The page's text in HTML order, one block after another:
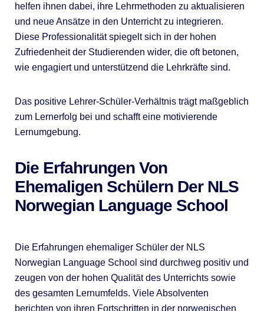
helfen ihnen dabei, ihre Lehrmethoden zu aktualisieren
und neue Ansätze in den Unterricht zu integrieren.
Diese Professionalität spiegelt sich in der hohen
Zufriedenheit der Studierenden wider, die oft betonen,
wie engagiert und unterstützend die Lehrkräfte sind.
Das positive Lehrer-Schüler-Verhältnis trägt maßgeblich
zum Lernerfolg bei und schafft eine motivierende
Lernumgebung.
Die Erfahrungen Von
Ehemaligen Schülern Der NLS
Norwegian Language School
Die Erfahrungen ehemaliger Schüler der NLS
Norwegian Language School sind durchweg positiv und
zeugen von der hohen Qualität des Unterrichts sowie
des gesamten Lernumfelds. Viele Absolventen
berichten von ihren Fortschritten in der norwegischen